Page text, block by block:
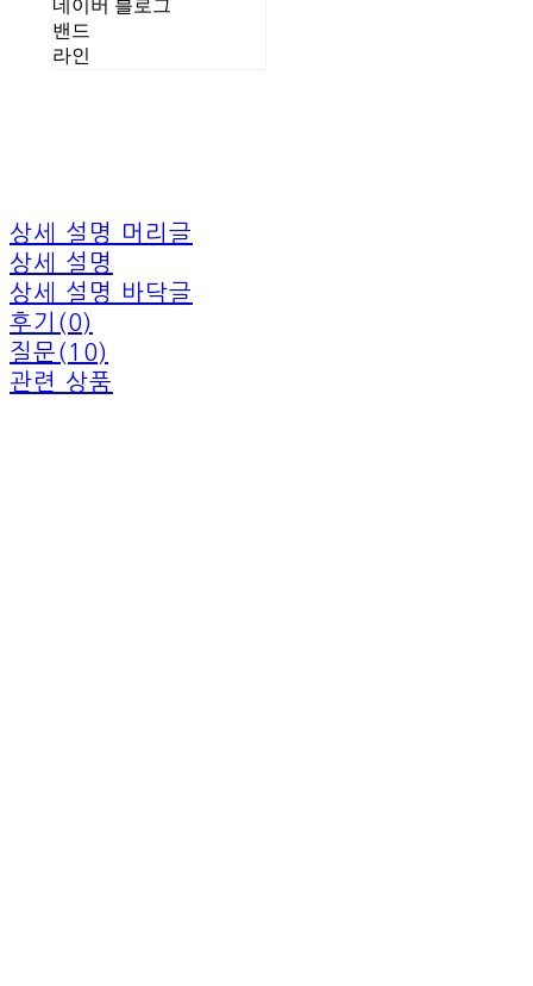
네이버 블로그
밴드
라인
상세 설명 머리글
상세 설명
상세 설명 바닥글
후기(0)
질문(10)
관련 상품